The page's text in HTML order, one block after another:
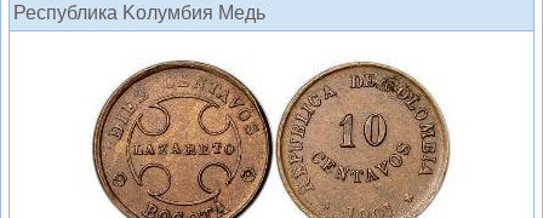
Республика Kолумбия Медь